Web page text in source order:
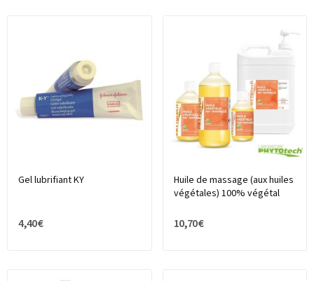
Gel lubrifiant KY
4,40 €
Huile de massage (aux huiles
végétales) 100% végétal
10,70 €